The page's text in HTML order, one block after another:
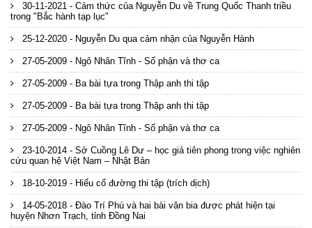
30-11-2021 - Cảm thức của Nguyễn Du về Trung Quốc Thanh triều
trong "Bắc hành tạp lục"
25-12-2020 - Nguyễn Du qua cảm nhận của Nguyễn Hành
27-05-2009 - Ngô Nhân Tĩnh - Số phận và thơ ca
27-05-2009 - Ba bài tựa trong Thập anh thi tập
27-05-2009 - Ba bài tựa trong Thập anh thi tập
27-05-2009 - Ngô Nhân Tĩnh - Số phận và thơ ca
23-10-2014 - Sở Cuồng Lê Dư – học giả tiên phong trong việc nghiên
cứu quan hệ Việt Nam – Nhật Bản
18-10-2019 - Hiếu cổ đường thi tập (trích dịch)
14-05-2018 - Đào Trí Phú và hai bài văn bia được phát hiện tại
huyện Nhơn Trạch, tỉnh Đồng Nai